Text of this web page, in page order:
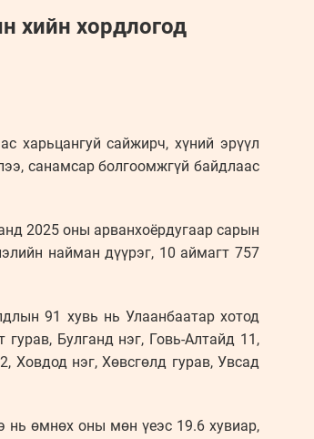
хийн хордлогод
харьцангуй сайжирч, хүний эрүүл
санамсар болгоомжгүй байдлаас
2025 оны арванхоёрдугаар сарын
найман дүүрэг, 10 аймагт 757
91 хувь нь Улаанбаатар хотод
Булганд нэг, Говь-Алтайд 11,
Ховдод нэг, Хөвсгөлд гурав, Увсад
нь өмнөх оны мөн үеэс 19.6 хувиар,